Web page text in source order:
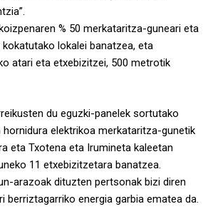
% 50 merkataritza-guneari eta
lokalei banatzea, eta
atari eta etxebizitzei, 500 metrotik
du eguzki-panelek sortutako
elektrikoa merkataritza-gunetik
eta Txotena eta Irumineta kaleetan
11 etxebizitzetara banatzea.
arazoak dituzten pertsonak bizi diren
berriztagarriko energia garbia ematea da.